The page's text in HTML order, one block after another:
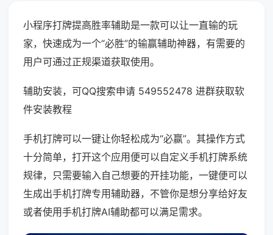
小程序打牌提高胜率辅助是一款可以让一直输的玩
家，快速成为一个“必胜”的输赢辅助神器，有需要的
用户可通过正规渠道获取使用。
辅助安装，可QQ搜索申请 549552478 进群获取软
件安装教程
手机打牌可以一键让你轻松成为“必赢”。其操作方式
十分简单，打开这个应用便可以自定义手机打牌系统
规律，只需要输入自己想要的开挂功能，一键便可以
生成出手机打牌专用辅助器，不管你是想分享给好友
或者使用手机打牌AI辅助都可以满足需求。